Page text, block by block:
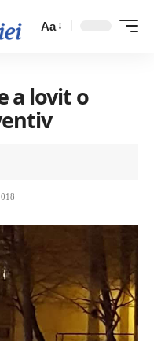
Aa
a lovit o